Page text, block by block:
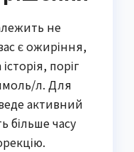
не
є ожиріння,
поріг
л. Для
активний
більше часу